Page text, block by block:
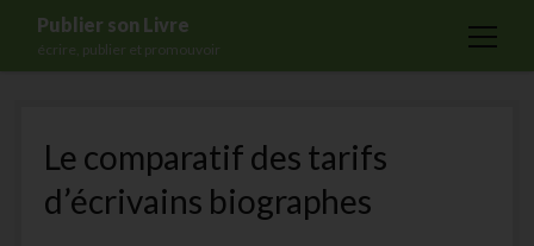
Publier son Livre
écrire, publier et promouvoir
open
Formations
Services
Le comparatif des tarifs
d’écrivains biographes